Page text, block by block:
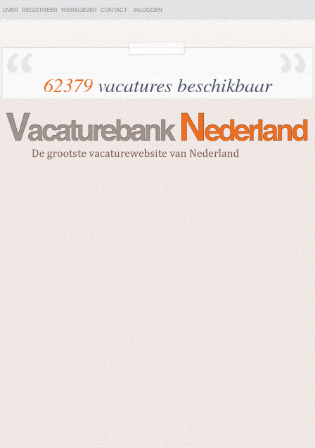
OVER REGISTREER WERKGEVER CONTACT INLOGGEN
62379vacatures beschikbaar